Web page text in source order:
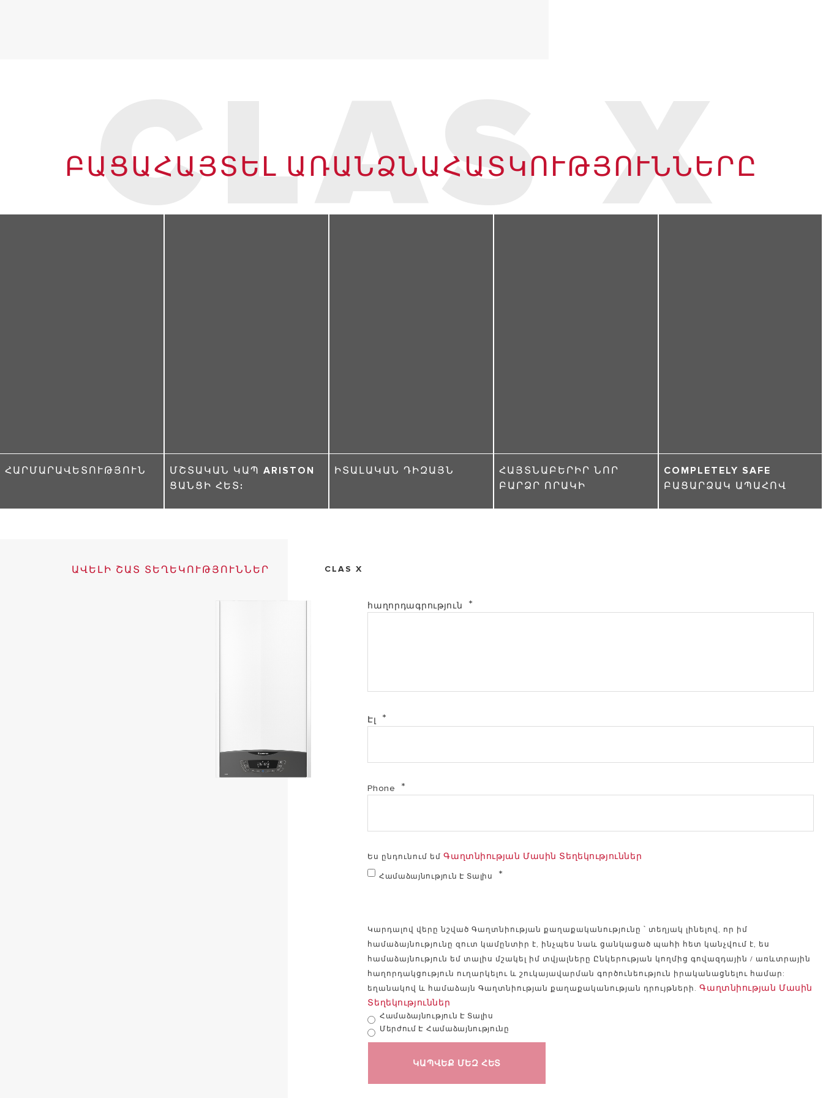
CLAS X
ԲԱՑԱՀԱՅՏԵԼ ԱՌԱՆՁՆԱՀԱՏԿՈՒԹՅՈՒՆՆԵՐԸ
ՀԱՐՄԱՐԱՎԵՏՈՒԹՅՈՒՆ
ՄՇՏԱԿԱՆ ԿԱՊ ARISTON
ՑԱՆՑԻ ՀԵՏ:
ԻՏԱԼԱԿԱՆ ԴԻԶԱՅՆ
ՀԱՅՏՆԱԲԵՐԻՐ ՆՈՐ
ԲԱՐՁՐ ՈՐԱԿԻ
COMPLETELY SAFE
ԲԱՑԱՐՁԱԿ ԱՊԱՀՈՎ
ԱՎԵԼԻ ՇԱՏ ՏԵՂԵԿՈՒԹՅՈՒՆՆԵՐ CLAS X
հաղորդագրություն
Էլ
Phone
Ես ընդունում եմԳաղտնիության Մասին Տեղեկություններ
Համաձայնություն Է Տալիս
Կարդալով վերը նշված Գաղտնիության քաղաքականությունը ՝ տեղյակ լինելով, որ իմ
համաձայնությունը զուտ կամընտիր է, ինչպես նաև ցանկացած պահի հետ կանչվում է, ես
համաձայնություն եմ տալիս մշակել իմ տվյալները Ընկերության կողմից գովազդային / առևտրային
հաղորդակցություն ուղարկելու և շուկայավարման գործունեություն իրականացնելու համար:
եղանակով և համաձայն Գաղտնիության քաղաքականության դրույթների.Գաղտնիության Մասին
Տեղեկություններ
Համաձայնություն Է Տալիս
Մերժում Է Համաձայնությունը
ԿԱՊՎԵՔ ՄԵԶ ՀԵՏ